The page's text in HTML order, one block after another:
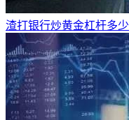
渣打银行炒黄金杠杆多少